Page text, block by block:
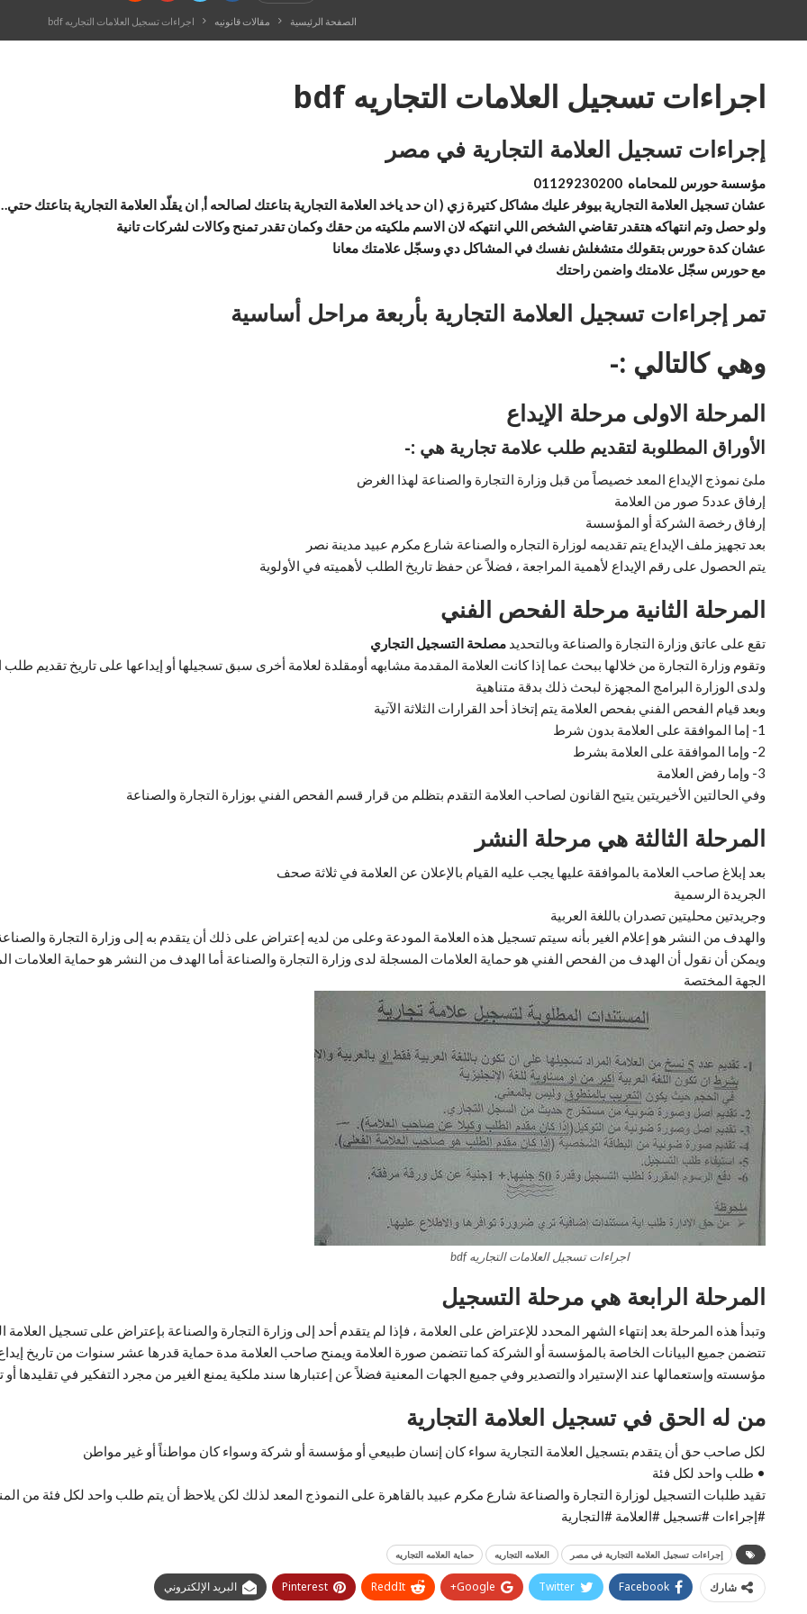
الصفحة الرئيسية مقالات قانونيه اجراءات تسجيل العلامات التجاريه bdf
اجراءات تسجيل العلامات التجاريه bdf
إجراءات تسجيل العلامة التجارية في مصر
مؤسسة حورس للمحاماه 01129230200
عشان تسجيل العلامة التجارية بيوفر عليك مشاكل كتيرة زي ( ان حد ياخد العلامة التجارية بتاعتك لصالحه أ, ان يقلّد العلامة التجارية بتاعتك
ولو حصل وتم انتهاكه هتقدر تقاضي الشخص اللي انتهكه لان الاسم ملكيته من حقك وكمان تقدر تمنح وكالات لشركات تانية
عشان كدة حورس بتقولك متشغلش نفسك في المشاكل دي وسجّل علامتك معانا
مع حورس سجّل علامتك واضمن راحتك
تمر إجراءات تسجيل العلامة التجارية بأربعة مراحل أساسية
وهي كالتالي :-
المرحلة الاولى مرحلة الإيداع
الأوراق المطلوبة لتقديم طلب علامة تجارية هي :-
ملئ نموذج الإيداع المعد خصيصاً من قبل وزارة التجارة والصناعة لهذا الغرض
إرفاق عدد5 صور من العلامة
إرفاق رخصة الشركة أو المؤسسة
بعد تجهيز ملف الإيداع يتم تقديمه لوزارة التجاره والصناعة شارع مكرم عبيد مدينة نصر
يتم الحصول على رقم الإيداع لأهمية المراجعة ، فضلاً عن حفظ تاريخ الطلب لأهميته في الأولوية
المرحلة الثانية مرحلة الفحص الفني
تقع على عاتق وزارة التجارة والصناعة وبالتحديد مصلحة التسجيل التجاري
وتقوم وزارة التجارة من خلالها ببحث عما إذا كانت العلامة المقدمة مشابهه أومقلدة لعلامة أخرى سبق تسجيلها أو إيداعها على تاريخ تقديم طلب
ولدى الوزارة البرامج المجهزة لبحث ذلك بدقة متناهية
وبعد قيام الفحص الفني بفحص العلامة يتم إتخاذ أحد القرارات الثلاثة الآتية
1- إما الموافقة على العلامة بدون شرط
2- وإما الموافقة على العلامة بشرط
3- وإما رفض العلامة
وفي الحالتين الأخيريتين يتيح القانون لصاحب العلامة التقدم بتظلم من قرار قسم الفحص الفني بوزارة التجارة والصناعة
المرحلة الثالثة هي مرحلة النشر
بعد إبلاغ صاحب العلامة بالموافقة عليها يجب عليه القيام بالإعلان عن العلامة في ثلاثة صحف
الجريدة الرسمية
وجريدتين محليتين تصدران باللغة العربية
والهدف من النشر هو إعلام الغير بأنه سيتم تسجيل هذه العلامة المودعة وعلى من لديه إعتراض على ذلك أن يتقدم به إلى وزارة التجارة
ويمكن أن نقول أن الهدف من الفحص الفني هو حماية العلامات المسجلة لدى وزارة التجارة والصناعة أما الهدف من النشر هو حماية العلامات
الجهة المختصة
اجراءات تسجيل العلامات التجاريه bdf
المرحلة الرابعة هي مرحلة التسجيل
وتبدأ هذه المرحلة بعد إنتهاء الشهر المحدد للإعتراض على العلامة ، فإذا لم يتقدم أحد إلى وزارة التجارة والصناعة بإعتراض على تسجيل
تتضمن جميع البيانات الخاصة بالمؤسسة أو الشركة كما تتضمن صورة العلامة ويمنح صاحب العلامة مدة حماية قدرها عشر سنوات من تاريخ إيداع
مؤسسته وإستعمالها عند الإستيراد والتصدير وفي جميع الجهات المعنية فضلاً عن إعتبارها سند ملكية يمنع الغير من مجرد التفكير في تقليدها أو
من له الحق في تسجيل العلامة التجارية
لكل صاحب حق أن يتقدم بتسجيل العلامة التجارية سواء كان إنسان طبيعي أو مؤسسة أو شركة وسواء كان مواطناً أو غير مواطن
• طلب واحد لكل فئة
تقيد طلبات التسجيل لوزارة التجارة والصناعة شارع مكرم عبيد بالقاهرة على النموذج المعد لذلك لكن يلاحظ أن يتم طلب واحد لكل فئة من
#إجراءات #تسجيل #العلامة #التجارية
إجراءات تسجيل العلامة التجارية في مصر العلامه التجاريه حماية العلامه التجاريه
شارك Facebook
Twitter
Google+
ReddIt
Pinterest البريد الإلكتروني